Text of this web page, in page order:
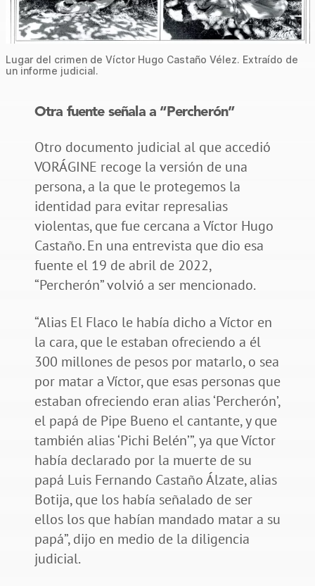
Lugar del crimen de Víctor Hugo Castaño Vélez. Extraído de
un informe judicial.
Otra fuente señala a “Percherón”
Otro documento judicial al que accedió
VORÁGINE recoge la versión de una
persona, a la que le protegemos la
identidad para evitar represalias
violentas, que fue cercana a Víctor Hugo
Castaño. En una entrevista que dio esa
fuente el 19 de abril de 2022,
“Percherón” volvió a ser mencionado.
“Alias El Flaco le había dicho a Víctor en
la cara, que le estaban ofreciendo a él
300 millones de pesos por matarlo, o sea
por matar a Víctor, que esas personas que
estaban ofreciendo eran alias ‘Percherón’,
el papá de Pipe Bueno el cantante, y que
también alias ‘Pichi Belén’”, ya que Víctor
había declarado por la muerte de su
papá Luis Fernando Castaño Álzate, alias
Botija, que los había señalado de ser
ellos los que habían mandado matar a su
papá”, dijo en medio de la diligencia
judicial.